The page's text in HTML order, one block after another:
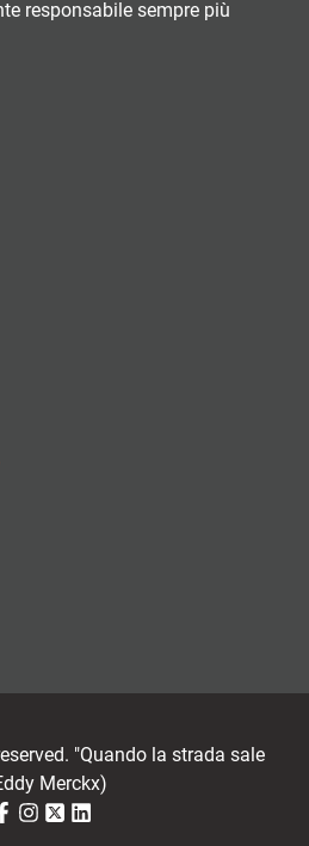
responsabile sempre più
"Quando la strada sale
Merckx)